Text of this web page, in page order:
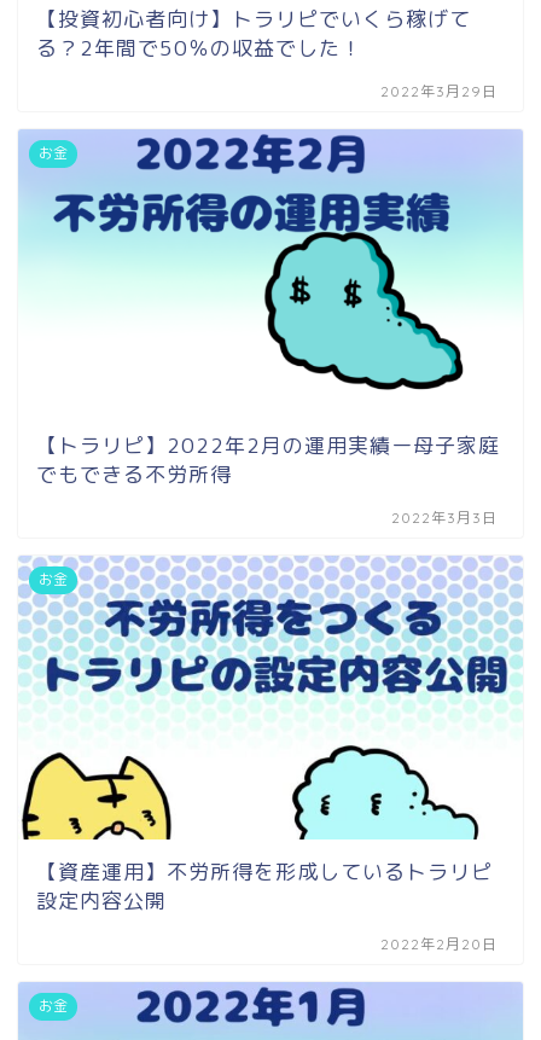
【投資初心者向け】トラリピでいくら稼げて
る？2年間で50％の収益でした！
2022年3月29日
お金
【トラリピ】2022年2月の運用実績ー母子家庭
でもできる不労所得
2022年3月3日
お金
【資産運用】不労所得を形成しているトラリピ
設定内容公開
2022年2月20日
お金